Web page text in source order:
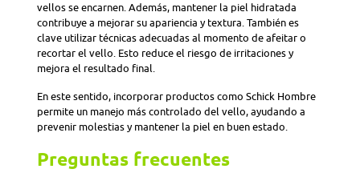
vellos se encarnen. Además, mantener la piel hidratada
contribuye a mejorar su apariencia y textura. También es
clave utilizar técnicas adecuadas al momento de afeitar o
recortar el vello. Esto reduce el riesgo de irritaciones y
mejora el resultado final.
En este sentido, incorporar productos como Schick Hombre
permite un manejo más controlado del vello, ayudando a
prevenir molestias y mantener la piel en buen estado.
Preguntas frecuentes